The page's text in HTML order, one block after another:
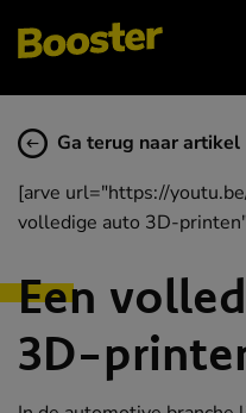
Ga terug naar artikel
[arve url="https://
volledige auto 3D-
Een
3D-